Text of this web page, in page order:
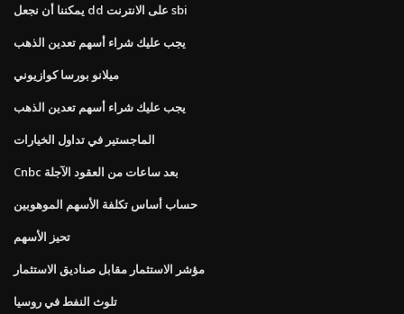
يمكننا أن نجعل dd على الانترنت sbi
يجب عليك شراء أسهم تعدين الذهب
ميلانو بورسا كوازيوني
يجب عليك شراء أسهم تعدين الذهب
الماجستير في تداول الخيارات
Cnbc بعد ساعات من العقود الآجلة
حساب أساس تكلفة الأسهم الموهوبين
تحيز الأسهم
مؤشر الاستثمار مقابل صناديق الاستثمار
تلوث النفط في روسيا